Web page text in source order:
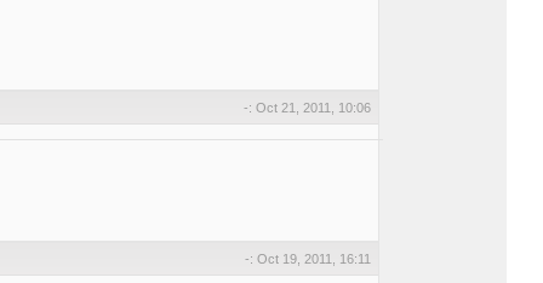
-: Oct 21, 2011, 10:06
-: Oct 19, 2011, 16:11